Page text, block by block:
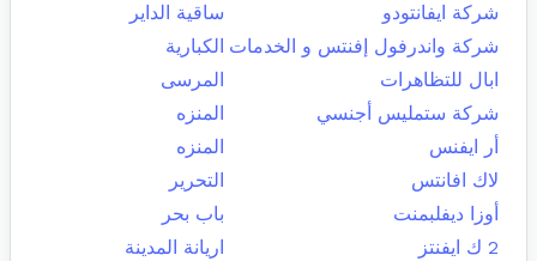
شركة ايفانتودو
ساقية الداير
شركة واندرفول إفنتس و الخدمات الكبارية
ابال للتظاهرات
المرسى
شركة ستمليس أجنسي
المنزه
أر ايفنس
المنزه
لاك افانتس
التحرير
أوزا ديفلبمنت
باب بحر
2 ك ايفنتز
اريانة المدينة